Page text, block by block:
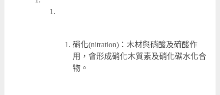
硝化(nitration)：木材與硝酸及硫酸作
用，會形成硝化木質素及硝化碳水化合
物。